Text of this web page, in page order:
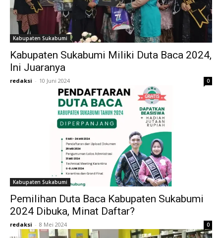
Kabupaten Sukabumi
Kabupaten Sukabumi Miliki Duta Baca 2024,
Ini Juaranya
redaksi - 10 Juni 2024 0
Kabupaten Sukabumi
Pemilihan Duta Baca Kabupaten Sukabumi
2024 Dibuka, Minat Daftar?
redaksi - 8 Mei 2024 0